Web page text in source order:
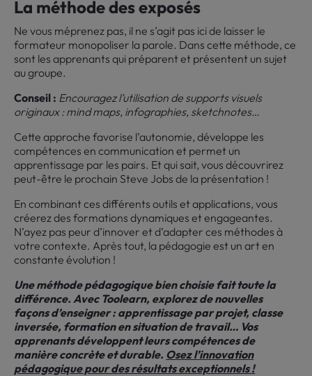
La méthode des exposés
Ne vous méprenez pas, il ne s’agit pas ici de laisser le
formateur monopoliser la parole. Dans cette méthode, ce
sont les apprenants qui préparent et présentent un sujet
au groupe.
Conseil : Encouragez l’utilisation de supports visuels
originaux : mind maps, infographies, sketchnotes…
Cette approche favorise l’autonomie, développe les
compétences en communication et permet un
apprentissage par les pairs. Et qui sait, vous découvrirez
peut-être le prochain Steve Jobs de la présentation !
En combinant ces différents outils et applications, vous
créerez des formations dynamiques et engageantes.
N’ayez pas peur d’innover et d’adapter ces méthodes à
votre contexte. Après tout, la pédagogie est un art en
constante évolution !
Une méthode pédagogique bien choisie fait toute la
différence. Avec Toolearn, explorez de nouvelles
façons d’enseigner : apprentissage par projet, classe
inversée, formation en situation de travail… Vos
apprenants développent leurs compétences de
manière concrète et durable. Osez l’innovation
pédagogique pour des résultats exceptionnels !